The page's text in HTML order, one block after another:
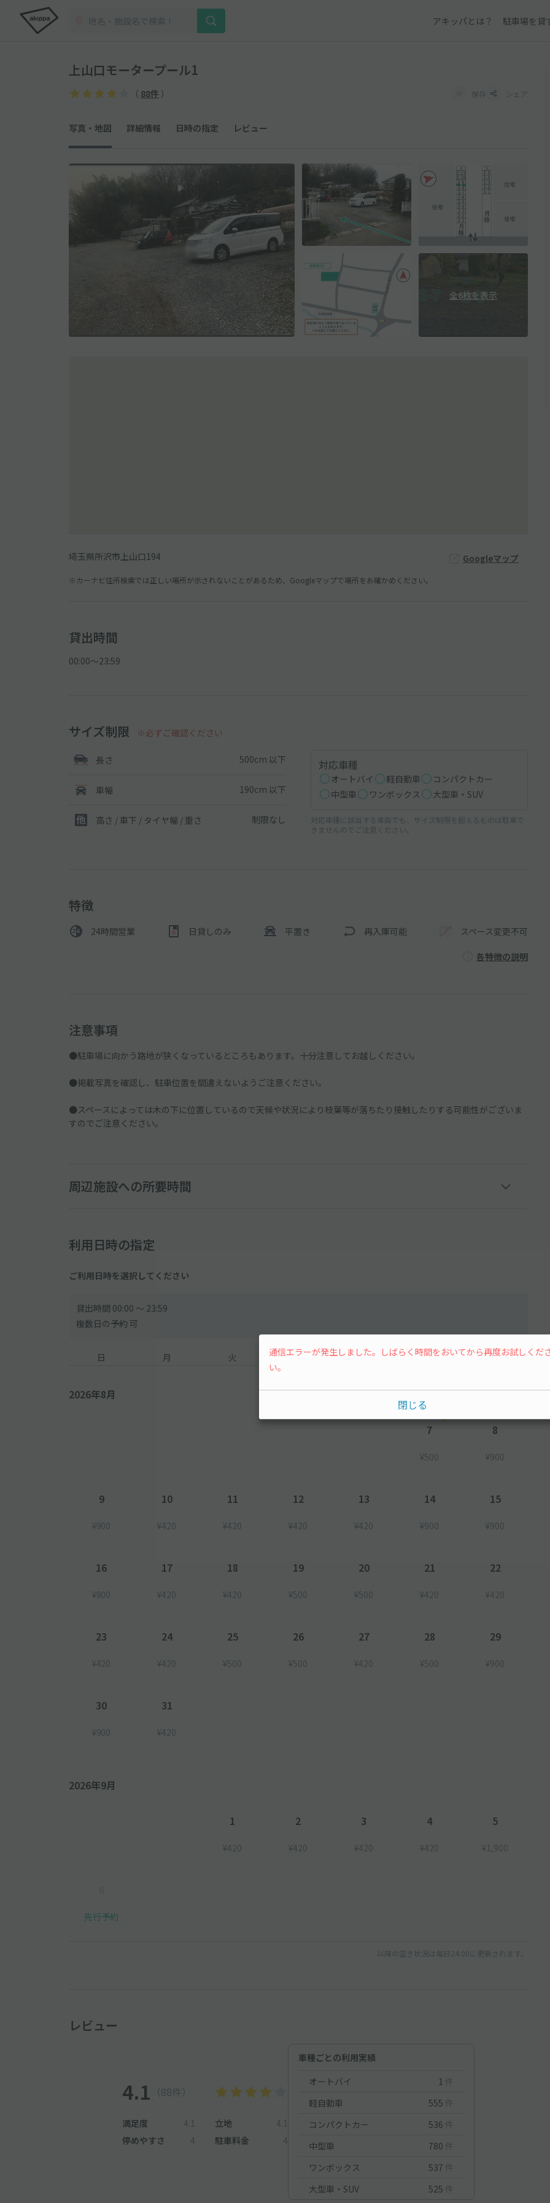
アキッパとは？ 駐車場を貸
上山口モータープール1
（ 88件 ） 保存 シェア
写真・地図 詳細情報 日時の指定 レビュー
全6枚を表示
埼玉県所沢市上山口194 Googleマップ
※カーナビ住所検索では正しい場所が示されないことがあるため、Googleマップで場所をお確かめください。
貸出時間
00:00〜23:59
サイズ制限 ※必ずご確認ください
長さ 500cm 以下
車幅 190cm 以下
高さ / 車下 / タイヤ幅 / 重さ 制限なし
対応車種
オートバイ 軽自動車
コンパクトカー
中型車
ワンボックス 大型車・SUV
対応車種に該当する車両でも、サイズ制限を超えるものは駐車で
きませんのでご注意ください。
特徴
24時間営業 日貸しのみ 平置き 再入庫可能 スペース変更不可
各特徴の説明
注意事項
●駐車場に向かう路地が狭くなっているところもあります。十分注意してお越しください。
●掲載写真を確認し、駐車位置を間違えないようご注意ください。
●スペースによっては木の下に位置しているので天候や状況により枝葉等が落ちたり接触したりする可能性がございま
すのでご注意ください。
周辺施設への所要時間
利用日時の指定
ご利用日時を選択してください
貸出時間 00:00 〜 23:59
複数日の予約 可
日 月 火 水 木 金 土
2026年8月
7
¥500
8
¥900
9
¥900
10
¥420
11
¥420
12
¥420
13
¥420
14
¥900
15
¥900
16
¥900
17
¥420
18
¥420
19
¥500
20
¥500
21
¥420
22
¥420
23
¥420
24
¥420
25
¥500
26
¥500
27
¥420
28
¥500
29
¥900
30
¥900
31
¥420
2026年9月
1
¥420
2
¥420
3
¥420
4
¥420
5
¥1,900
先行予約
以降の空き状況は毎日24:00に更新されます。
レビュー
4.1 （88件）
満足度 4.1 立地
4.1
停めやすさ
4 駐車料金 4
車種ごとの利用実績
オートバイ
1 件
軽自動車
555 件
コンパクトカー
536 件
中型車
780 件
ワンボックス
537 件
大型車・SUV
525 件
通信エラーが発生しました。しばらく時間をおいてから再度お試しくだ
い。
閉じる